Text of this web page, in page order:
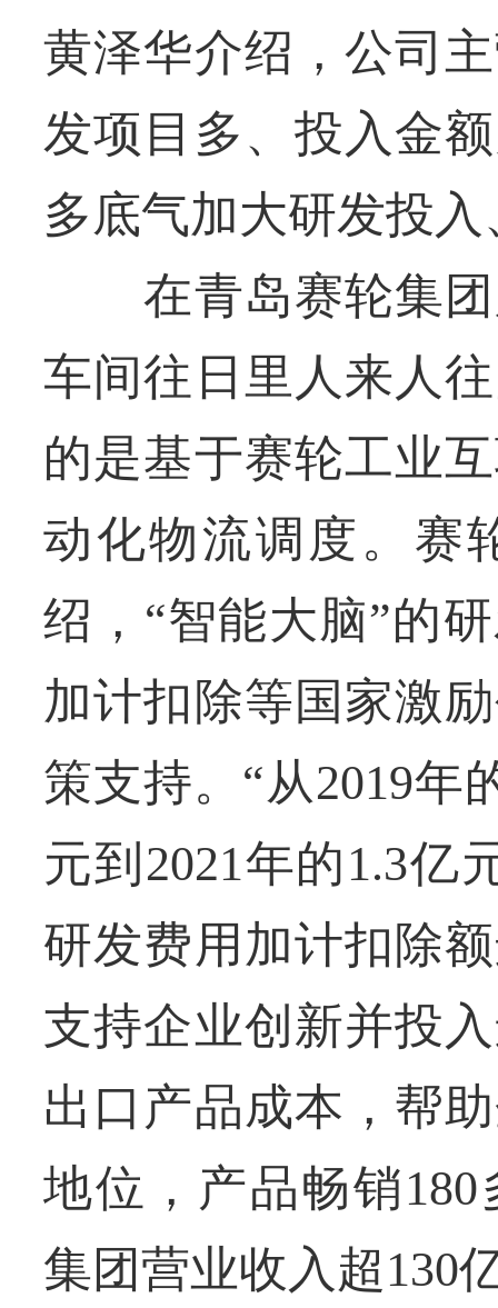
黄泽华介绍，公司
发项目多、投入金
多底气加大研发投
在青岛赛轮集团
车间往日里人来人
的是基于赛轮工业
动化物流调度。赛
绍，“智能大脑”的
加计扣除等国家激
策支持。“从2019年
元到2021年的1.3亿
研发费用加计扣除
支持企业创新并投
出口产品成本，帮
地位，产品畅销
集团营业收入超130